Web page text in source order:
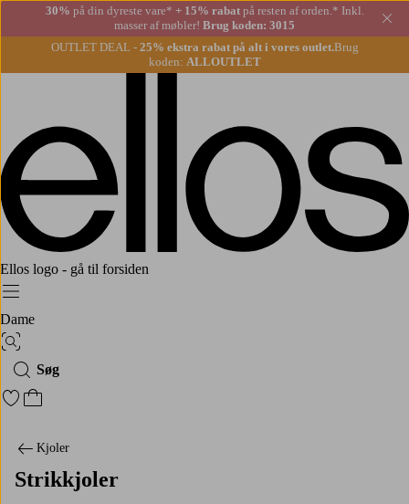
30% på din dyreste vare* + 15% rabatpå resten af orden.* Inkl.
masser af møbler! Brug koden: 3015
OUTLET DEAL - 25% ekstra rabat på alt i vores outlet.Brug
koden: ALLOUTLET
Ellos logo - gå til forsiden
Menu
Dame
Billedsøgning
Søg
Gå til favoritmarkerede produkter
Gå til indkøbskurven
Kjoler
Strikkjoler